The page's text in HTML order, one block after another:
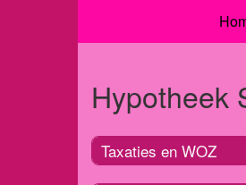
Hypotheek
Taxaties en WOZ